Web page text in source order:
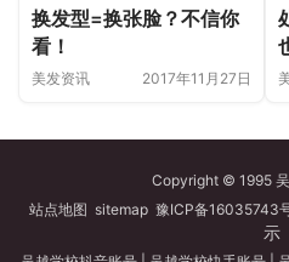
换发型=换张脸？不信你
看！
美发资讯 2017年11月27日
Copyright © 1995
站点地图 sitemap 豫ICP备16035743
示